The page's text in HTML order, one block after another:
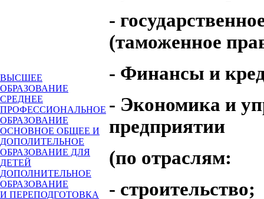
ВЫСШЕЕ
ОБРАЗОВАНИЕ
СРЕДНЕЕ
ПРОФЕССИОНАЛЬНОЕ
ОБРАЗОВАНИЕ
ОСНОВНОЕ ОБЩЕЕ И
ДОПОЛИТЕЛЬНОЕ
ОБРАЗОВАНИЕ ДЛЯ
ДЕТЕЙ
ДОПОЛНИТЕЛЬНОЕ
ОБРАЗОВАНИЕ
И ПЕРЕПОДГОТОВКА
-
(таможенное
- Финансы и
- Экономика и
предприятии
(по отраслям:
- строительство;